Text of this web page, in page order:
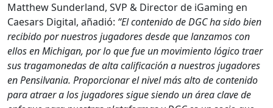
Matthew Sun­der­land, SVP & Direc­tor de iGam­ing en
Cae­sars Dig­i­tal, añadió: “El con­tenido de DGC ha sido bien
recibido por nue­stros jugadores des­de que lan­zamos con
ellos en Michi­gan, por lo que fue un movimien­to lógi­co traer
sus trag­a­monedas de alta cal­i­fi­cación a nue­stros jugadores
en Pen­sil­va­nia. Pro­por­cionar el niv­el más alto de con­tenido
para atraer a los jugadores sigue sien­do un área clave de